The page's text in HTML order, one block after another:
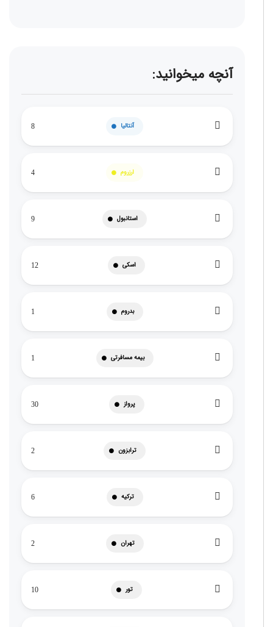
آنچه میخوانید:
آنتالیا 8
ارزروم 4
استانبول 9
اسکی 12
بدروم 1
بیمه مسافرتی 1
پرواز 30
ترابزون 2
ترکیه 6
تهران 2
تور 10